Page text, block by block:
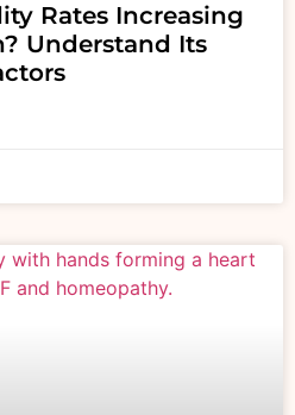
Rates Increasing
Understand Its